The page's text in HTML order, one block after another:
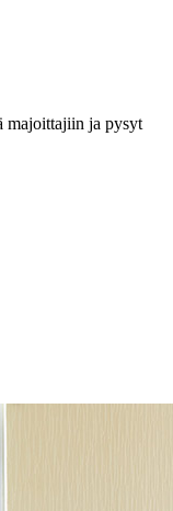
majoittajiin ja pysyt